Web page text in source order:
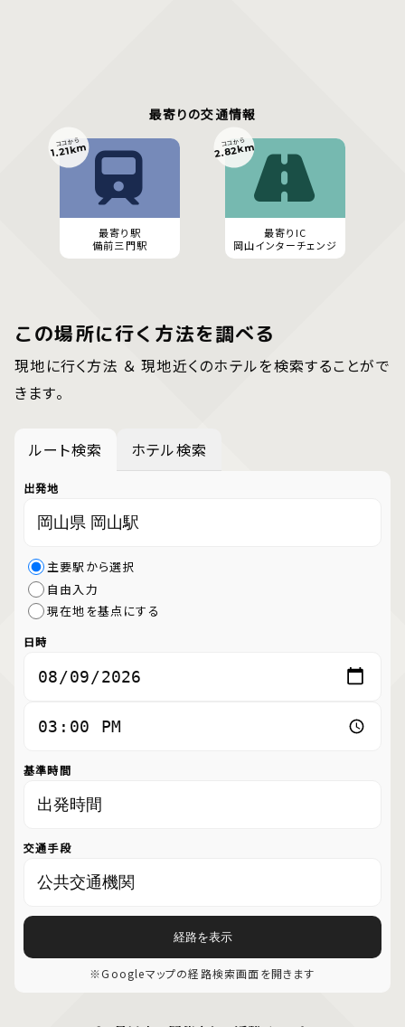
最寄りの交通情報
最寄り駅
備前三門駅
ココから
1.21km
最寄りIC
岡山インターチェンジ
ココから
2.82km
この場所に行く方法を調べる
現地に行く方法 ＆ 現地近くのホテルを検索することがで
きます。
ルート検索 ホテル検索
出発地
主要駅から選択
自由入力
現在地を基点にする
日時
基準時間
交通手段
経路を表示
※Googleマップの経路検索画面を開きます